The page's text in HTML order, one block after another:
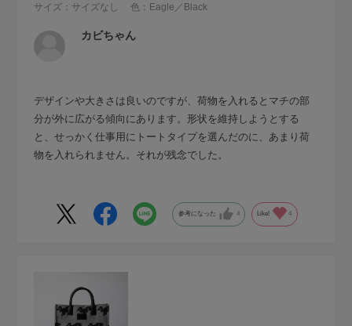
サイズ：サイズなし 色：Eagle／Black
カビちゃん
デザインや大きさは良いのですが、荷物を入れるとマチの部
分が外に広がる傾向にあります。形状を維持しようとする
と、せっかく仕事用にトートタイプを選んだのに、あまり荷
物を入れられません。それが残念でした。
参考になった 4 Like! 4